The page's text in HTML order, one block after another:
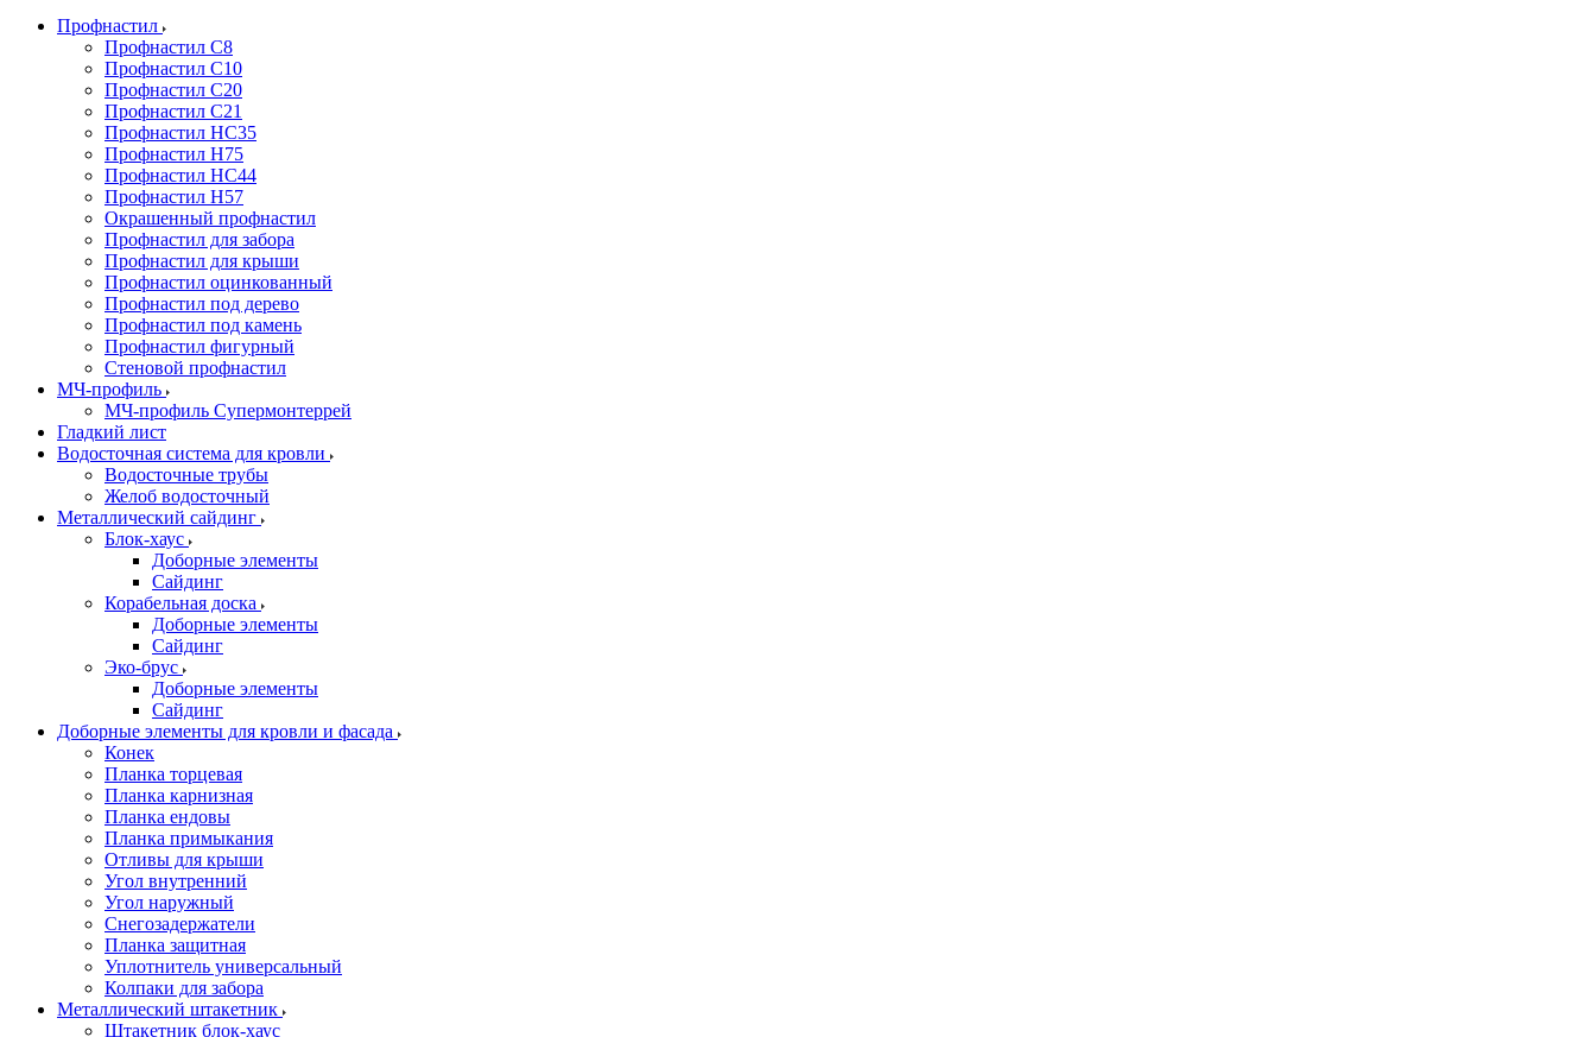
Профнастил
Профнастил С8
Профнастил С10
Профнастил С20
Профнастил С21
Профнастил НС35
Профнастил Н75
Профнастил HC44
Профнастил Н57
Окрашенный профнастил
Профнастил для забора
Профнастил для крыши
Профнастил оцинкованный
Профнастил под дерево
Профнастил под камень
Профнастил фигурный
Стеновой профнастил
МЧ-профиль
МЧ-профиль Супермонтеррей
Гладкий лист
Водосточная система для кровли
Водосточные трубы
Желоб водосточный
Металлический сайдинг
Блок-хаус
Доборные элементы
Сайдинг
Корабельная доска
Доборные элементы
Сайдинг
Эко-брус
Доборные элементы
Сайдинг
Доборные элементы для кровли и фасада
Конек
Планка торцевая
Планка карнизная
Планка ендовы
Планка примыкания
Отливы для крыши
Угол внутренний
Угол наружный
Снегозадержатели
Планка защитная
Уплотнитель универсальный
Колпаки для забора
Металлический штакетник
Штакетник блок-хаус